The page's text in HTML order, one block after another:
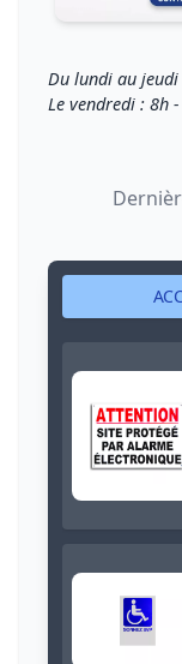
Du lundi au
Le vendredi : 8h